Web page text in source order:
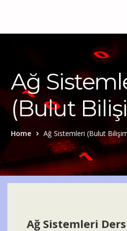
Ağ
(Bulut
Home Ağ Sistemleri (Bulut
Ağ Sistemleri